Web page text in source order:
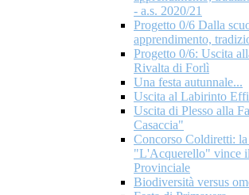
- a.s. 2020/21
Progetto 0/6 Dalla
apprendimento,
Progetto 0/6: Uscita
Rivalta di Forlì
Una festa autunnale...
Uscita al Labirinto
Uscita di Plesso alla
Casaccia"
Concorso Coldiretti:
"L'Acquerello" vince
Provinciale
Biodiversità versus